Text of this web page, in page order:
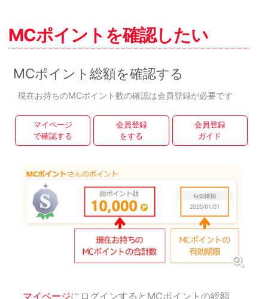
MCポイントを確認したい
MCポイント総額を確認する
現在お持ちのMCポイント数の確認は会員登録が必要です
マイページ
で確認する
会員登録
をする
会員登録
ガイド
マイページにログインするとMCポイントの総額、